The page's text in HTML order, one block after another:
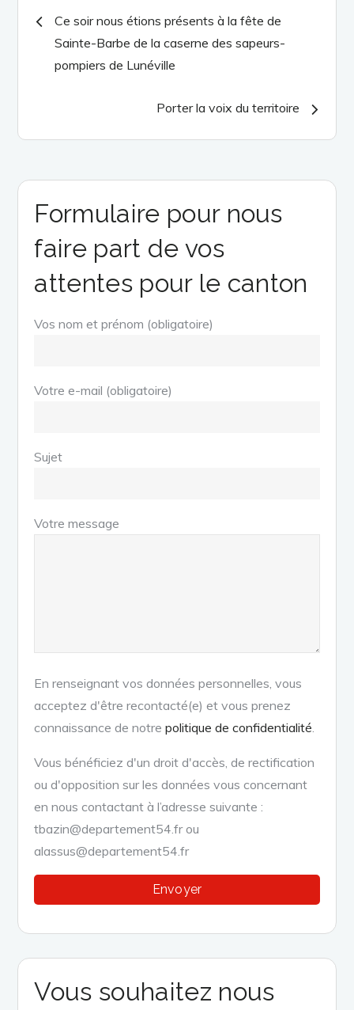
Navigation
de
Ce soir nous étions présents à la fête de
Sainte-Barbe de la caserne des sapeurs-
pompiers de Lunéville
Porter la voix du territoire
Formulaire pour nous
faire part de vos
attentes pour le canton
Vos nom et prénom (obligatoire)
Votre e-mail (obligatoire)
Sujet
Votre message
En renseignant vos données personnelles, vous
acceptez d'être recontacté(e) et vous prenez
connaissance de notrepolitique de confidentialité
Vous bénéficiez d'un droit d'accès, de rectification
ou d'opposition sur les données vous concernant
en nous contactant à l’adresse suivante :
tbazin@departement54.fr ou
alassus@departement54.fr
Vous souhaitez nous